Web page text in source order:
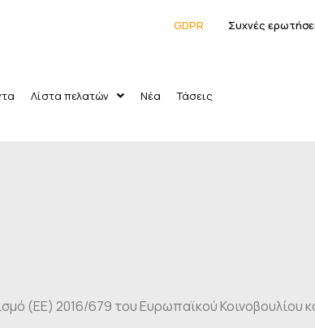
GDPR Συχνές
Λίστα πελατών Νέα Τάσεις
(ΕΕ) 2016/679 του Ευρωπαϊκού Κοινοβουλίου